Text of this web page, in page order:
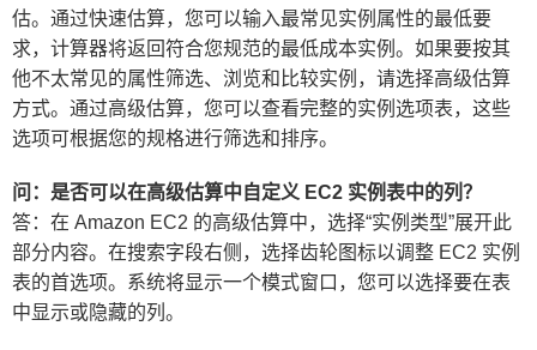
估。通过快速估算，您可以输入最常见实例属性的最低要
求，计算器将返回符合您规范的最低成本实例。如果要按其
他不太常见的属性筛选、浏览和比较实例，请选择高级估算
方式。通过高级估算，您可以查看完整的实例选项表，这些
选项可根据您的规格进行筛选和排序。
问：是否可以在高级估算中自定义 EC2 实例表中的列？
答：在 Amazon EC2 的高级估算中，选择“实例类型”展开此
部分内容。在搜索字段右侧，选择齿轮图标以调整 EC2 实例
表的首选项。系统将显示一个模式窗口，您可以选择要在表
中显示或隐藏的列。